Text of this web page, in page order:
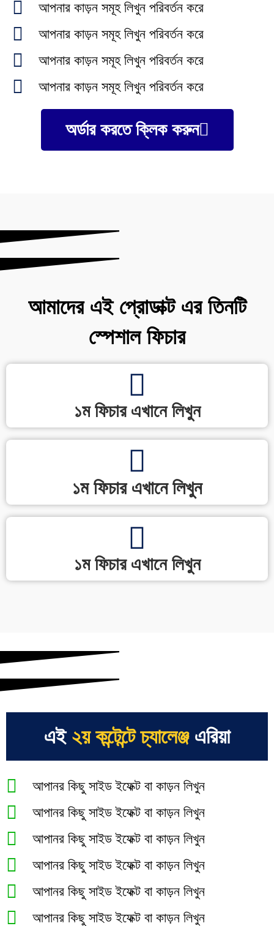
আপনার কাড়ন সমূহ লিখুন পরিবর্তন করে
আপনার কাড়ন সমূহ লিখুন পরিবর্তন করে
আপনার কাড়ন সমূহ লিখুন পরিবর্তন করে
আপনার কাড়ন সমূহ লিখুন পরিবর্তন করে
অর্ডার করতে ক্লিক করুন
আমাদের এই প্রোডাক্ট এর তিনটি
স্পেশাল ফিচার
১ম ফিচার এখানে লিখুন
১ম ফিচার এখানে লিখুন
১ম ফিচার এখানে লিখুন
এই২য় কন্টেন্টে চ্যালেঞ্জ এরিয়া
আপানর কিছু সাইড ইফেক্ট বা কাড়ন লিখুন
আপানর কিছু সাইড ইফেক্ট বা কাড়ন লিখুন
আপানর কিছু সাইড ইফেক্ট বা কাড়ন লিখুন
আপানর কিছু সাইড ইফেক্ট বা কাড়ন লিখুন
আপানর কিছু সাইড ইফেক্ট বা কাড়ন লিখুন
আপানর কিছু সাইড ইফেক্ট বা কাড়ন লিখুন